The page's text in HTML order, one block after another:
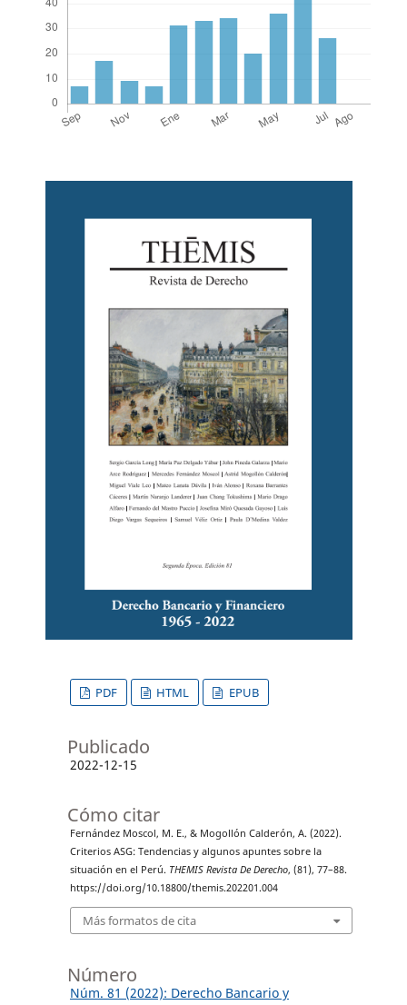
PDF HTML EPUB
Publicado
2022-12-15
Cómo citar
Fernández Moscol, M. E., & Mogollón Calderón, A. (2022).
Criterios ASG: Tendencias y algunos apuntes sobre la
situación en el Perú. THEMIS Revista De Derecho, (81), 77–88.
https://doi.org/10.18800/themis.202201.004
Más formatos de cita
Número
Núm. 81 (2022): Derecho Bancario y